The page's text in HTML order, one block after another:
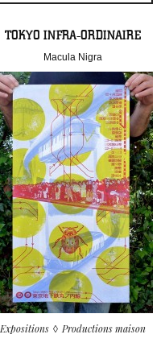
TOKYO INFRA-ORDINAIRE
Macula Nigra
Expositions Productions maison